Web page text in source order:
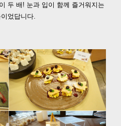
두 배! 눈과 입이 함께 즐거워지는
었답니다.